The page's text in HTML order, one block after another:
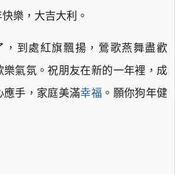
樂，大吉大利。
，到處紅旗飄揚，鶯歌燕舞盡歡
樂氣氛。祝朋友在新的一年裡，成
應手，家庭美滿幸福 。願你狗年健